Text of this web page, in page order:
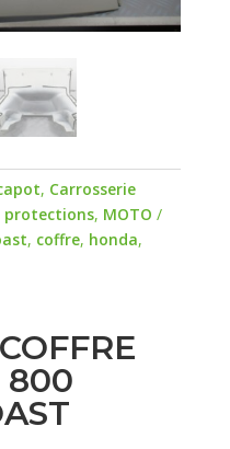
, Carrosserie
protections, MOTO
, coffre, honda,
800